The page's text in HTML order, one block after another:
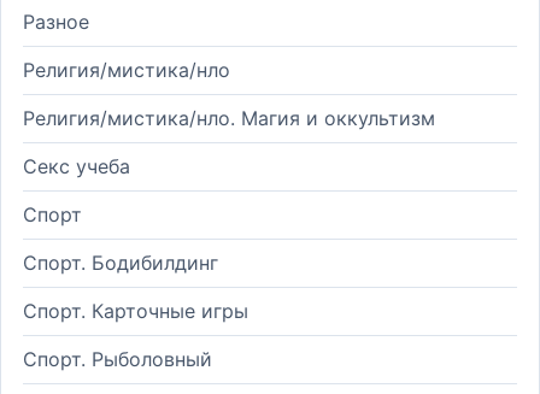
Разное
Религия/мистика/нло
Религия/мистика/нло. Магия и оккультизм
Секс учеба
Спорт
Спорт. Бодибилдинг
Спорт. Карточные игры
Спорт. Рыболовный